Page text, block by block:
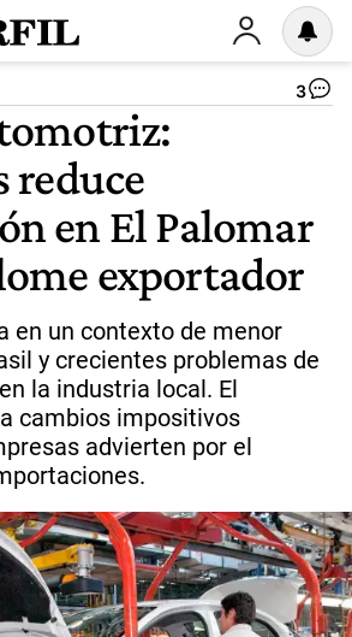
3
reduce
en El Palomar
exportador
en un contexto de menor
y crecientes problemas de
la industria local. El
cambios impositivos
advierten por el